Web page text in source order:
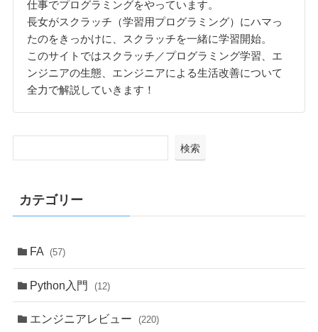
仕事でプログラミングをやっています。
長女がスクラッチ（学習用プログラミング）にハマっ
たのをきっかけに、スクラッチを一緒に学習開始。
このサイトではスクラッチ／プログラミング学習、エ
ンジニアの生態、エンジニアによる生活改善について
全力で解説していきます！
検索
カテゴリー
FA (57)
Python入門 (12)
エンジニアレビュー (220)